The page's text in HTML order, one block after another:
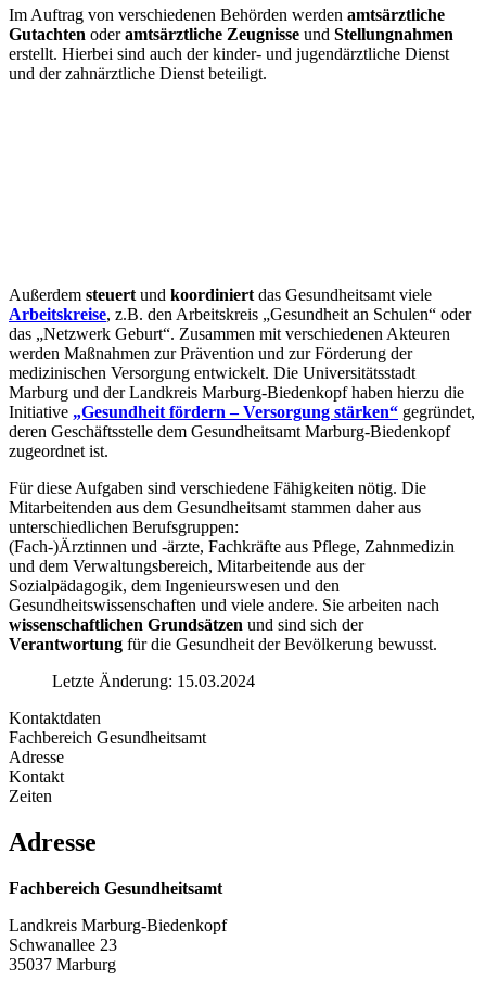
Im Auftrag von verschiedenen Behörden werden amtsärztliche
Gutachten oderamtsärztliche Zeugnisse und Stellungnahmen
erstellt. Hierbei sind auch der kinder- und jugendärztliche Dienst
und der zahnärztliche Dienst beteiligt.
Außerdem steuert und koordiniert das Gesundheitsamt viele
Arbeitskreise, z.B. den Arbeitskreis „Gesundheit an Schulen“ oder
das „Netzwerk Geburt“. Zusammen mit verschiedenen Akteuren
werden Maßnahmen zur Prävention und zur Förderung der
medizinischen Versorgung entwickelt. Die Universitätsstadt
Marburg und der Landkreis Marburg-Biedenkopf haben hierzu die
Initiative „Gesundheit fördern – Versorgung stärken“ gegründet,
deren Geschäftsstelle dem Gesundheitsamt Marburg-Biedenkopf
zugeordnet ist.
Für diese Aufgaben sind verschiedene Fähigkeiten nötig. Die
Mitarbeitenden aus dem Gesundheitsamt stammen daher aus
unterschiedlichen Berufsgruppen:
(Fach-)Ärztinnen und -ärzte, Fachkräfte aus Pflege, Zahnmedizin
und dem Verwaltungsbereich, Mitarbeitende aus der
Sozialpädagogik, dem Ingenieurswesen und den
Gesundheitswissenschaften und viele andere. Sie arbeiten nach
wissenschaftlichen Grundsätzen und sind sich der
Verantwortung für die Gesundheit der Bevölkerung bewusst.
Letzte Änderung: 15.03.2024
Kontaktdaten
Fachbereich Gesundheitsamt
Adresse
Kontakt
Zeiten
Adresse
Fachbereich Gesundheitsamt
Landkreis Marburg-Biedenkopf
Schwanallee 23
35037 Marburg